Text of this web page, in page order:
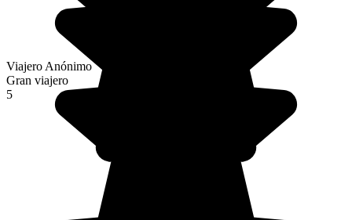
Viajero Anónimo
Gran viajero
5